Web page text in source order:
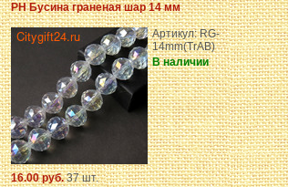
PH Бусина граненая шар 14 мм
Артикул: RG-
14mm(TrAB)
В наличии
16.00 руб.37 шт.